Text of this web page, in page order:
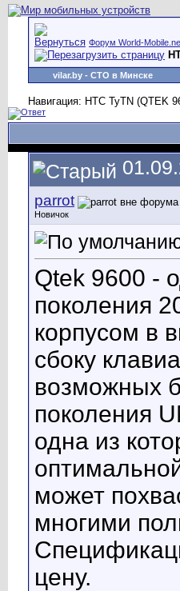
Форум World-
vilar.by - СТО в Минске
Навигация: HTC TyTN (QTEK
parrot
Новичок
Qtek 9600 -
поколения
корпусом в
сбоку
возможных
поколения
одна из
может
многими
цену.